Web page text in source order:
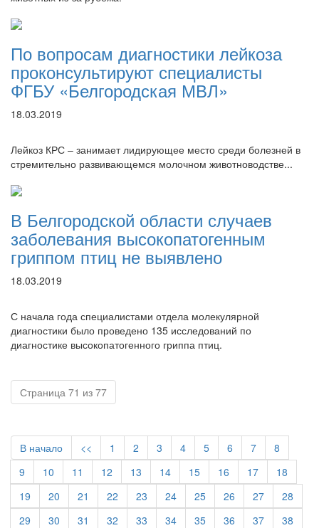
По вопросам диагностики лейкоза
проконсультируют специалисты
ФГБУ «Белгородская МВЛ»
18.03.2019
Лейкоз КРС – занимает лидирующее место среди болезней в
стремительно развивающемся молочном животноводстве...
В Белгородской области случаев
заболевания высокопатогенным
гриппом птиц не выявлено
18.03.2019
С начала года специалистами отдела молекулярной
диагностики было проведено 135 исследований по
диагностике высокопатогенного гриппа птиц.
Страница 71 из 77
В начало << 1 2 3 4 5 6 7
8
9
10 11 12 13 14 15 16 17
18
19
20 21 22 23 24 25 26 27
28
29
30 31 32 33 34 35 36 37
38